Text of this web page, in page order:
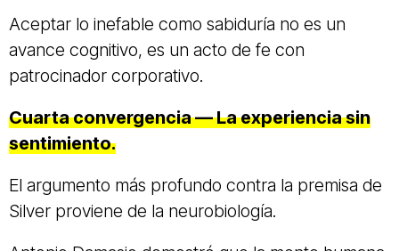
Aceptar lo inefable como sabiduría no es un
avance cognitivo, es un acto de fe con
patrocinador corporativo.
Cuarta convergencia — La experiencia sin
sentimiento.
El argumento más profundo contra la premisa de
Silver proviene de la neurobiología.